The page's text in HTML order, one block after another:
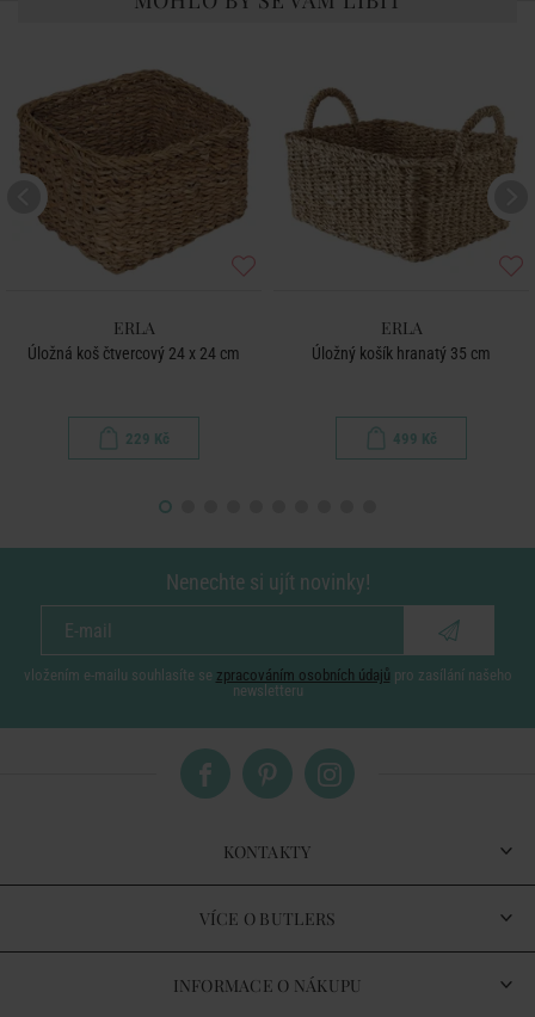
ERLA
Úložná koš čtvercový 24 x 24 cm
229 Kč
ERLA
Úložný košík hranatý 35 cm
499 Kč
Nenechte si ujít novinky!
vložením e-mailu souhlasíte se zpracováním osobních údajů pro zasílání našeho
newsletteru
KONTAKTY
VÍCE O BUTLERS
INFORMACE O NÁKUPU